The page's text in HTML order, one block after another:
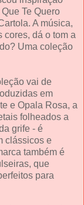
Te Quero
A música,
cores, dá o tom a
Uma coleção
vai de
em
e Opala Rosa, a
folheados a
grife - é
clássicos e
também é
que
para